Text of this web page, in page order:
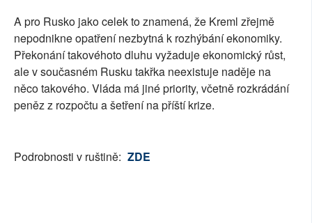
A pro Rusko jako celek to znamená, že Kreml zřejmě
nepodnikne opatření nezbytná k rozhýbání ekonomiky.
Překonání takovéhoto dluhu vyžaduje ekonomický růst,
ale v současném Rusku takřka neexistuje naděje na
něco takového. Vláda má jiné priority, včetně rozkrádání
peněz z rozpočtu a šetření na příští krize.
Podrobnosti v ruštině: ZDE